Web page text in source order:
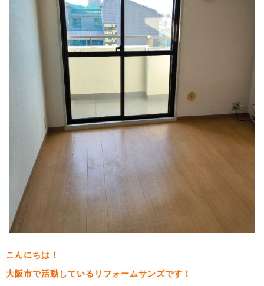
こんにちは！
大阪市で活動しているリフォームサンズです！